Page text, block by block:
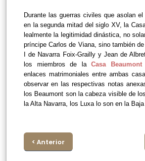
Durante las guerras civiles que asolan
en la segunda mitad del siglo XV, la
lealmente la legitimidad dinástica, no
príncipe Carlos de Viana, sino también
I de Navarra Foix-Grailly y Jean de
los miembros de la Casa Beaumont
enlaces matrimoniales entre ambas
observar en las respectivas notas
los Beaumont son la cabeza visible de los
la Alta Navarra, los Luxa lo son en la
< Anterior